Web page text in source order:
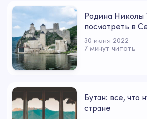
Родина Николы
посмотреть в
30 июня 2022
7 минут читать
Бутан: все, что
стране